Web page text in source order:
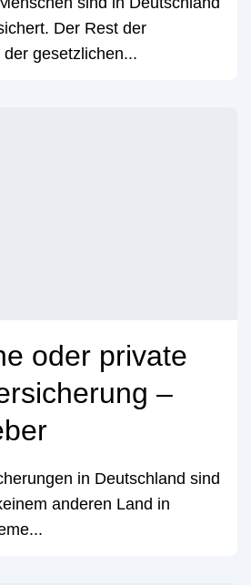
Der Rest der
gesetzlichen...
oder private
–
in Deutschland sind
anderen Land in